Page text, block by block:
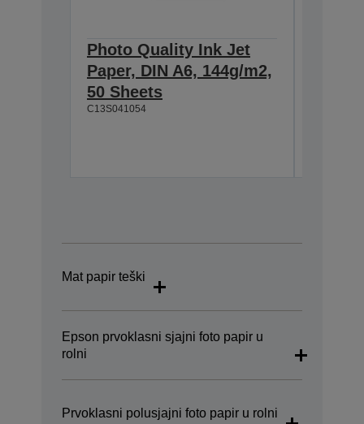
Photo Quality Ink Jet
Paper, DIN A6, 144g/m2,
50 Sheets
C13S041054
Mat papir teški
Epson prvoklasni sjajni foto papir u
rolni
Prvoklasni polusjajni foto papir u rolni